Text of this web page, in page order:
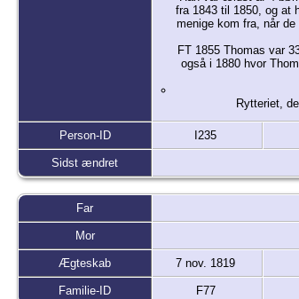
fra 1843 til 1850, og at
menige kom fra, når
FT 1855 Thomas var
også i 1880 hvor
Rytteriet,
Skikken med bynavn
Person-ID I235
Sidst ændret
Far
Mor
Ægteskab 7 nov. 1819
Familie-ID F77